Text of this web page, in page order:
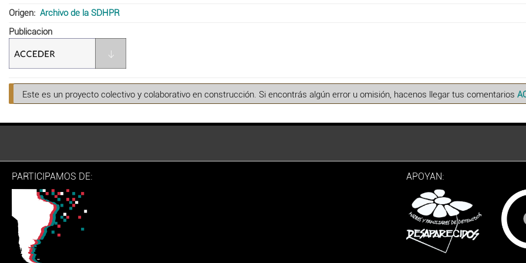
Origen
Archivo de la SDHPR
Publicacion
Este es un proyecto colectivo y colaborativo en construcción. Si encontrás algún error u omisión, hacenos llegar tus comentarios
PARTICIPAMOS DE: APOYAN: